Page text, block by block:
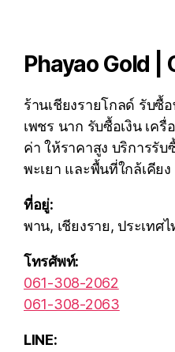
Phayao Gold |
ร้านเชียงรายโกลด์ รับซื้
เพชร นาก รับซื้อเงิน เครื่
ค่า ให้ราคาสูง บริการรับ
พะเยา และพื้นที่ใกล้เคียง
ที่อยู่:
พาน, เชียงราย, ประเทศไ
โทรศัพท์:
061-308-2062
061-308-2063
LINE: